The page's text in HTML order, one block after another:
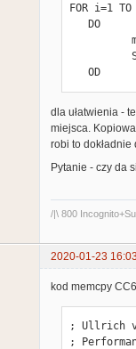
FOR i=1
          moveblock(ptr, video_ptr, 40)
          SCREEN==+40
   OD
dla ułatwienia -
miejsca.
robi to dokładnie
Pytanie - czy da
/|\ 800
2020-01-23
kod memcpy
; Ullrich
;